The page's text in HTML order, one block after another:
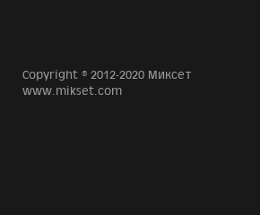
Copyright © 2012-2020 Миксет
www.mikset.com